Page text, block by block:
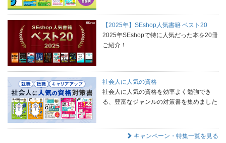
【2025年】SEshop人気書籍 ベスト20
2025年SEshopで特に人気だった本を20冊
ご紹介！
社会人に人気の資格
社会人に人気の資格を効率よく勉強でき
る、豊富なジャンルの対策書を集めました
キャンペーン・特集一覧を見る